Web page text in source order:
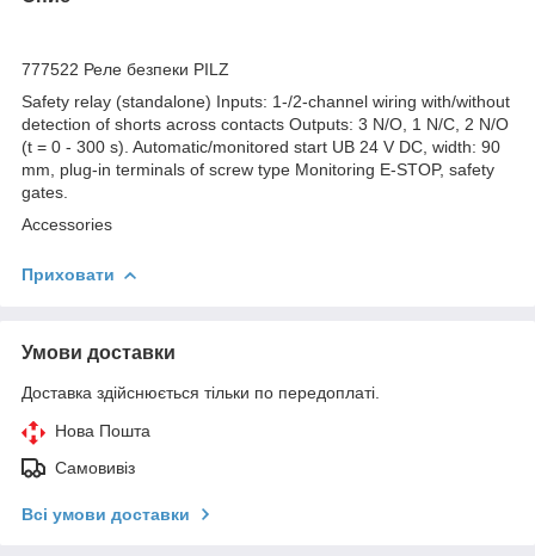
777522 Реле безпеки PILZ
Safety relay (standalone) Inputs: 1-/2-channel wiring with/without
detection of shorts across contacts Outputs: 3 N/O, 1 N/C, 2 N/O
(t = 0 - 300 s). Automatic/monitored start UB 24 V DC, width: 90
mm, plug-in terminals of screw type Monitoring E-STOP, safety
gates.
Accessories
Приховати
Умови доставки
Доставка здійснюється тільки по передоплаті.
Нова Пошта
Самовивіз
Всі умови доставки